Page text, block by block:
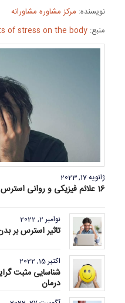
نویسنده: مرکز مشاوره مشاورانه
منبع: of stress on the body
ژانویه 17, 2023
16 علائم فیزیکی و روانی استرس
نوامبر 2, 2022
تاثیر استرس بر بدن | 13 آسیب استرس و
اکتبر 15, 2022
شناسایی مثبت
درمان